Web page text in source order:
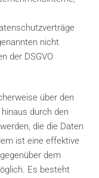
nicht
der DSGVO
über den
durch den
die die Daten
ist eine effektive
dem
Es besteht